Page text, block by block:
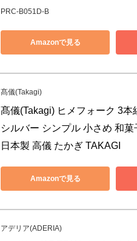
PRC-B051D-B
Amazonで見る
髙儀(Takagi)
髙儀(Takagi) ヒメフォーク 3
シルバー シンプル 小さめ 和
日本製 高儀 たかぎ TAKAGI
Amazonで見る
アデリア(ADERIA)